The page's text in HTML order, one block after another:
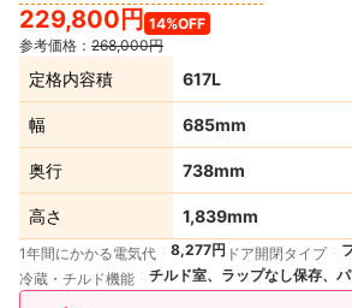
229,800円 14%OFF
参考価格： 268,000円
定格内容積 617L
幅 685mm
奥行 738mm
高さ 1,839mm
1年間にかかる電気代 8,277円 ドア開閉タイプ
冷蔵・チルド機能
チルド室、ラップなし保存、